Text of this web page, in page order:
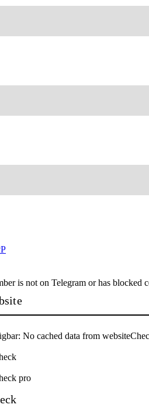
is not on Telegram or has blocked
No cached data from
pro